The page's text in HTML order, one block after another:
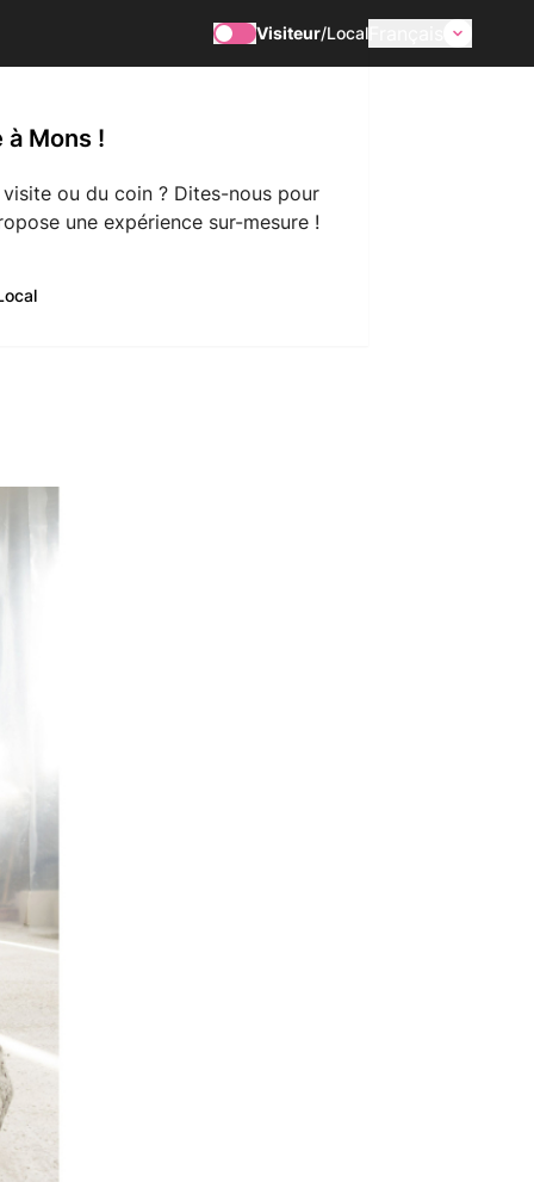
Visiteur/Local
à Mons !
visite ou du coin ? Dites-nous pour
une expérience sur-mesure !